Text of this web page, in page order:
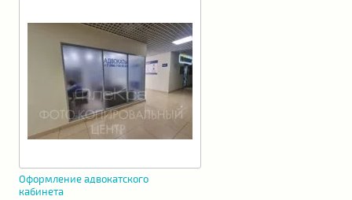
Оформление адвокатского
кабинета